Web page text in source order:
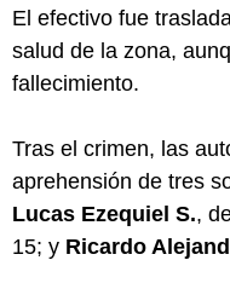
El efectivo fue
salud de la zona,
fallecimiento.
Tras el crimen, las
aprehensión de tres
Lucas Ezequiel S.,
15; y Ricardo